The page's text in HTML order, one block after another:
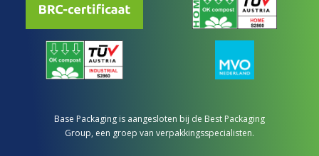
Base Packaging is aangesloten bij de Best Packaging
Group, een groep van verpakkingsspecialisten.